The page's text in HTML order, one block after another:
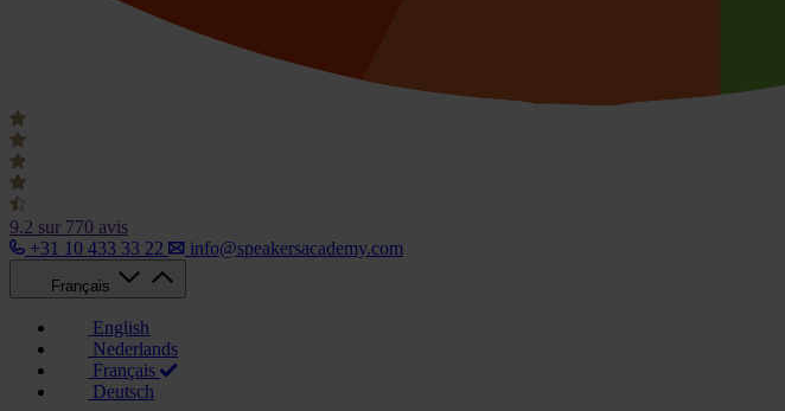
9.2 sur 770 avis
+31 10 433 33 22
info@speakersacademy.com
Français
English
Nederlands
Français
Deutsch